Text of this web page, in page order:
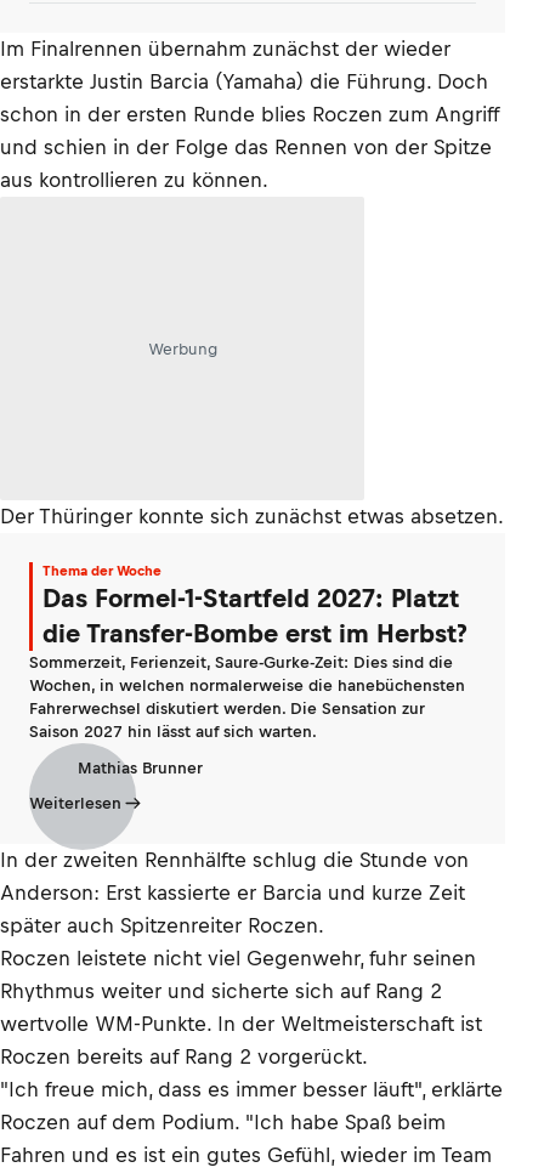
Im Finalrennen übernahm zunächst der wieder
erstarkte Justin Barcia (Yamaha) die Führung. Doch
schon in der ersten Runde blies Roczen zum Angriff
und schien in der Folge das Rennen von der Spitze
aus kontrollieren zu können.
Werbung
Der Thüringer konnte sich zunächst etwas absetzen.
Thema der Woche
Das Formel-1-Startfeld 2027: Platzt
die Transfer-Bombe erst im Herbst?
Sommerzeit, Ferienzeit, Saure-Gurke-Zeit: Dies sind die
Wochen, in welchen normalerweise die hanebüchensten
Fahrerwechsel diskutiert werden. Die Sensation zur
Saison 2027 hin lässt auf sich warten.
Mathias Brunner
Weiterlesen
In der zweiten Rennhälfte schlug die Stunde von
Anderson: Erst kassierte er Barcia und kurze Zeit
später auch Spitzenreiter Roczen.
Roczen leistete nicht viel Gegenwehr, fuhr seinen
Rhythmus weiter und sicherte sich auf Rang 2
wertvolle WM-Punkte. In der Weltmeisterschaft ist
Roczen bereits auf Rang 2 vorgerückt.
"Ich freue mich, dass es immer besser läuft", erklärte
Roczen auf dem Podium. "Ich habe Spaß beim
Fahren und es ist ein gutes Gefühl, wieder im Team